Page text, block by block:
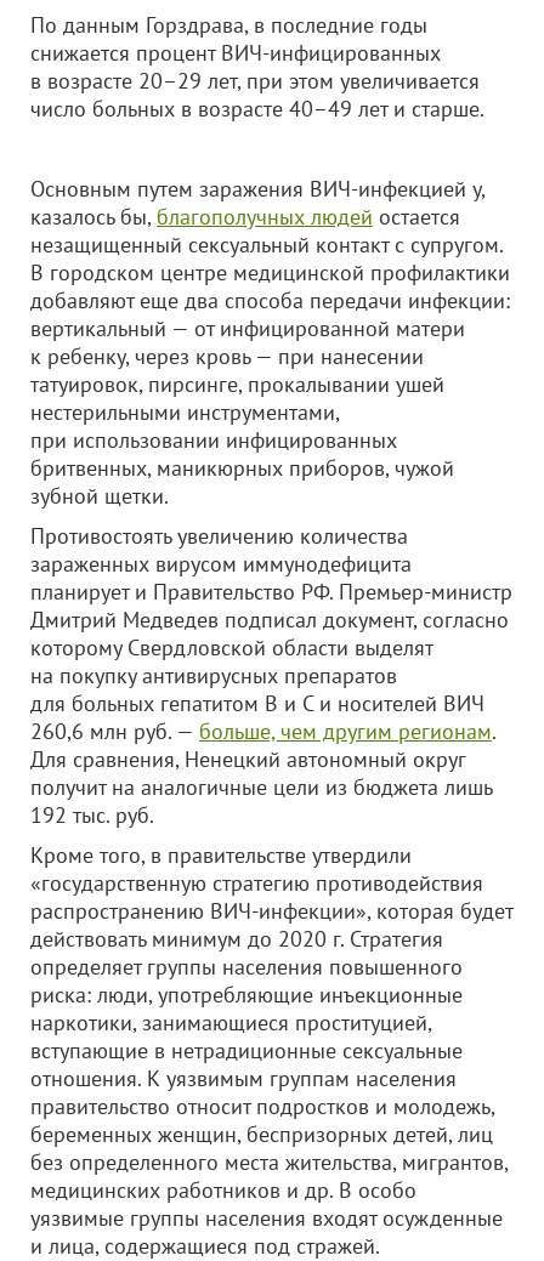
По данным Горздрава, в последние годы
снижается процент ВИЧ-инфицированных
в возрасте 20–29 лет, при этом увеличивается
число больных в возрасте 40–49 лет и старше.
Основным путем заражения ВИЧ-инфекцией у,
казалось бы,благополучных людей остается
незащищенный сексуальный контакт с супругом.
В городском центре медицинской профилактики
добавляют еще два способа передачи инфекции:
вертикальный — от инфицированной матери
к ребенку, через кровь — при нанесении
татуировок, пирсинге, прокалывании ушей
нестерильными инструментами,
при использовании инфицированных
бритвенных, маникюрных приборов, чужой
зубной щетки.
Противостоять увеличению количества
зараженных вирусом иммунодефицита
планирует и Правительство РФ. Премьер-министр
Дмитрий Медведев подписал документ, согласно
которому Свердловской области выделят
на покупку антивирусных препаратов
для больных гепатитом B и C и носителей ВИЧ
260,6 млн руб. — больше, чем другим регионам.
Для сравнения, Ненецкий автономный округ
получит на аналогичные цели из бюджета лишь
192 тыс. руб.
Кроме того, в правительстве утвердили
«государственную стратегию противодействия
распространению ВИЧ-инфекции», которая будет
действовать минимум до 2020 г. Стратегия
определяет группы населения повышенного
риска: люди, употребляющие инъекционные
наркотики, занимающиеся проституцией,
вступающие в нетрадиционные сексуальные
отношения. К уязвимым группам населения
правительство относит подростков и молодежь,
беременных женщин, беспризорных детей, лиц
без определенного места жительства, мигрантов,
медицинских работников и др. В особо
уязвимые группы населения входят осужденные
и лица, содержащиеся под стражей.